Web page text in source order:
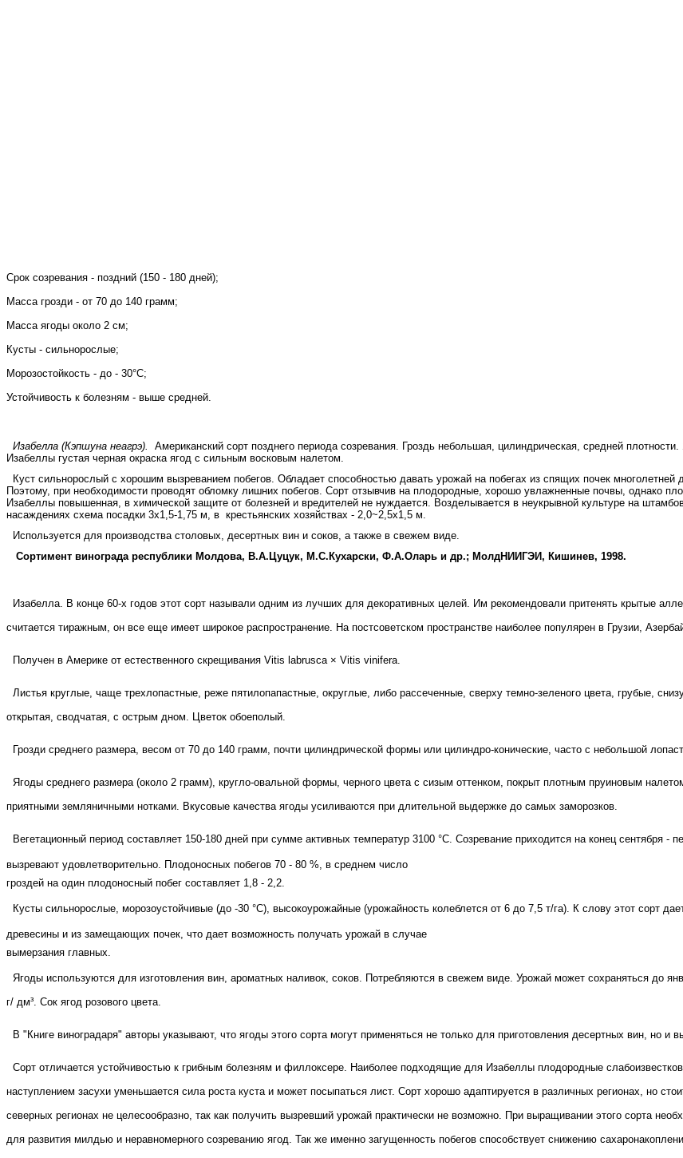
Срок созревания - поздний (150 - 180 дней);
Масса грозди - от 70 до 140 грамм;
Масса ягоды около 2 см;
Кусты - сильнорослые;
Морозостойкость - до - 30°С;
Устойчивость к болезням - выше средней.
Изабелла (Кэпшуна неагрэ).
Американский сорт позднего периода созревания. Гроздь не­большая, цилиндрическая, средней
Изабеллы густая черная окраска ягод с сильным восковым налетом.
Куст сильнорослый с хорошим вызреванием побегов. Обладает способностью давать урожай на побегах из спящих почек
Поэтому, при необходимости проводят обломку лиш­них побегов. Сорт отзывчив на плодородные, хорошо увлажненные почвы, однако
Изабеллы повышенная, в химической защите от болезней и вредителей не нуждается. Возделывается в неукрывной культуре на
насаждениях схема посадки 3x1,5-1,75 м, в крестьянских хозяйствах - 2,0~2,5х1,5 м.
Используется для производства столовых, десертных вин и соков, а также в свежем виде.
Сортимент винограда республики Молдова, В.А.Цуцук, М.С.Кухарски, Ф.А.Оларь и др.; МолдНИИГЭИ, Кишинев, 1998.
Изабелла. В конце 60-х годов этот сорт называли одним из лучших для декоративных целей. Им рекомендовали притенять крытые
считается тиражным, он все еще имеет широкое распространение. На постсоветском пространстве наиболее популярен в Грузии,
Получен в Америке от естественного скрещивания Vitis labrusca × Vitis vinifera.
Листья круглые, чаще трехлопастные, реже пятилопапастные, округлые, либо рассеченные, сверху темно-зеленого цвета, грубые,
открытая, сводчатая, с острым дном. Цветок обоеполый.
Грозди среднего размера, весом от 70 до 140 грамм, почти цилиндрической формы или цилиндро-конические, часто с небольшой
Ягоды среднего размера (около 2 грамм), кругло-овальной формы, черного цвета с сизым оттенком, покрыт плотным пруиновым
приятными земляничными нотками. Вкусовые качества ягоды усиливаются при длительной выдержке до самых заморозков.
Вегетационный период составляет 150-180 дней при сумме активных температур 3100 °С. Созревание приходится на конец сентября -
вызревают удовлетворительно. Плодоносных побегов 70 - 80 %, в среднем число
гроздей на один плодоносный побег составляет 1,8 - 2,2.
Кусты сильнорослые, морозоустойчивые (до -30 °С), высокоурожайные (урожайность колеблется от 6 до 7,5 т/га). К слову этот сорт
древесины и из замещающих почек, что дает возможность получать урожай в случае
вымерзания главных.
Ягоды используются для изготовления вин, ароматных наливок, соков. Потребляются в свежем виде. Урожай может сохраняться до
г/ дм³. Сок ягод розового цвета.
В "Книге виноградаря" авторы указывают, что ягоды этого сорта могут применяться не только для приготовления десертных вин, но и
Сорт отличается устойчивостью к грибным болезням и филлоксере. Наиболее подходящие для Изабеллы плодородные
наступлением засухи уменьшается сила роста куста и может посыпаться лист. Сорт хорошо адаптируется в различных регионах, но
северных регионах не целесообразно, так как получить вызревший урожай практически не возможно. При выращивании этого сорта
для развития милдью и неравномерного созреванию ягод. Так же именно загущенность побегов способствует снижению